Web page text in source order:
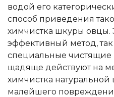
водой его
способ приведения
химчистка шкуры овцы.
эффективный метод, так
специальные чистящие
щадяще действуют на
химчистка
малейшего